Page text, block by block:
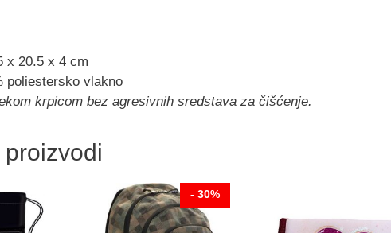
x 20.5 x 4 cm
poliestersko vlakno
krpicom bez agresivnih sredstava za čišćenje.
- 30%